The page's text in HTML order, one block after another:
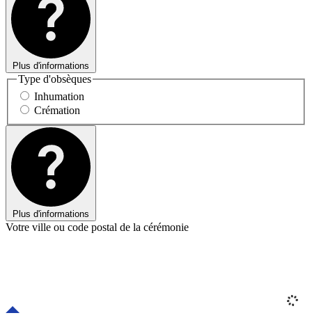
Plus d'informations
Type d'obsèques
Inhumation
Crémation
Plus d'informations
Votre ville ou code postal de la cérémonie